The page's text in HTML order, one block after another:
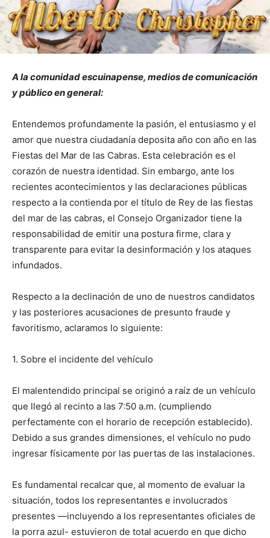
A la comunidad escuinapense, medios de comunicación
y público en general:
Entendemos profundamente la pasión, el entusiasmo y el
amor que nuestra ciudadanía deposita año con año en las
Fiestas del Mar de las Cabras. Esta celebración es el
corazón de nuestra identidad. Sin embargo, ante los
recientes acontecimientos y las declaraciones públicas
respecto a la contienda por el título de Rey de las fiestas
del mar de las cabras, el Consejo Organizador tiene la
responsabilidad de emitir una postura firme, clara y
transparente para evitar la desinformación y los ataques
infundados.
Respecto a la declinación de uno de nuestros candidatos
y las posteriores acusaciones de presunto fraude y
favoritismo, aclaramos lo siguiente:
1. Sobre el incidente del vehículo
El malentendido principal se originó a raíz de un vehículo
que llegó al recinto a las 7:50 a.m. (cumpliendo
perfectamente con el horario de recepción establecido).
Debido a sus grandes dimensiones, el vehículo no pudo
ingresar físicamente por las puertas de las instalaciones.
Es fundamental recalcar que, al momento de evaluar la
situación, todos los representantes e involucrados
presentes —incluyendo a los representantes oficiales de
la porra azul- estuvieron de total acuerdo en que dicho